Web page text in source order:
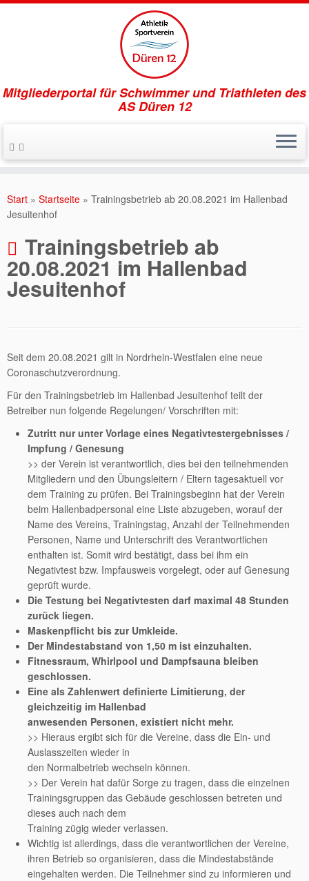
Inhalt
springen
Mitgliederportal für Schwimmer und Triathleten des
AS Düren 12
Start » Startseite » Trainingsbetrieb ab 20.08.2021 im Hallenbad
Jesuitenhof
Trainingsbetrieb ab
20.08.2021 im Hallenbad
Jesuitenhof
Seit dem 20.08.2021 gilt in Nordrhein-Westfalen eine neue
Coronaschutzverordnung.
Für den Trainingsbetrieb im Hallenbad Jesuitenhof teilt der
Betreiber nun folgende Regelungen/ Vorschriften mit:
Zutritt nur unter Vorlage eines Negativtestergebnisses /
Impfung / Genesung
>> der Verein ist verantwortlich, dies bei den teilnehmenden
Mitgliedern und den Übungsleitern / Eltern tagesaktuell vor
dem Training zu prüfen. Bei Trainingsbeginn hat der Verein
beim Hallenbadpersonal eine Liste abzugeben, worauf der
Name des Vereins, Trainingstag, Anzahl der Teilnehmenden
Personen, Name und Unterschrift des Verantwortlichen
enthalten ist. Somit wird bestätigt, dass bei ihm ein
Negativtest bzw. Impfausweis vorgelegt, oder auf Genesung
geprüft wurde.
Die Testung bei Negativtesten darf maximal 48 Stunden
zurück liegen.
Maskenpflicht bis zur Umkleide.
Der Mindestabstand von 1,50 m ist einzuhalten.
Fitnessraum, Whirlpool und Dampfsauna bleiben
geschlossen.
Eine als Zahlenwert definierte Limitierung, der
gleichzeitig im Hallenbad
anwesenden Personen, existiert nicht mehr.
>> Hieraus ergibt sich für die Vereine, dass die Ein- und
Auslasszeiten wieder in
den Normalbetrieb wechseln können.
>> Der Verein hat dafür Sorge zu tragen, dass die einzelnen
Trainingsgruppen das Gebäude geschlossen betreten und
dieses auch nach dem
Training zügig wieder verlassen.
Wichtig ist allerdings, dass die verantwortlichen der Vereine,
ihren Betrieb so organisieren, dass die Mindestabstände
eingehalten werden. Die Teilnehmer sind zu informieren und